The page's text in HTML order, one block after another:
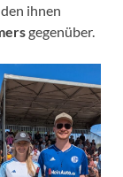
ihnen
gegenüber.